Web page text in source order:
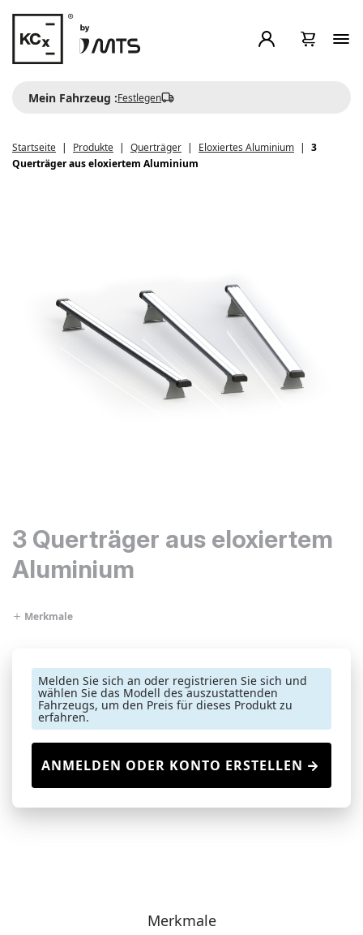
Mein Fahrzeug :Festlegen
Startseite Produkte Querträger Eloxiertes Aluminium
3
Querträger aus eloxiertem Aluminium
3 Querträger aus eloxiertem
Aluminium
Merkmale
Melden Sie sich an oder registrieren Sie sich und
wählen Sie das Modell des auszustattenden
Fahrzeugs, um den Preis für dieses Produkt zu
erfahren.
ANMELDEN ODER KONTO ERSTELLEN
Merkmale